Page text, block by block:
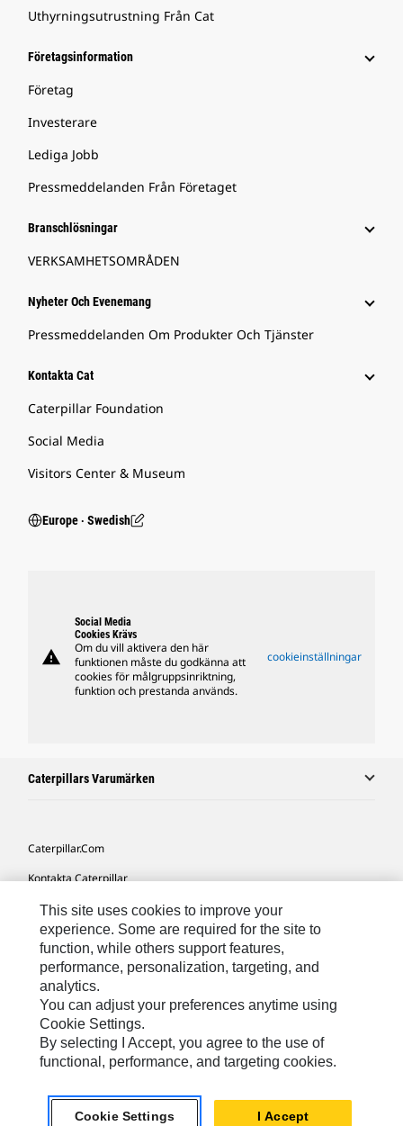
Uthyrningsutrustning Från Cat
Företagsinformation
Företag
Investerare
Lediga Jobb
Pressmeddelanden Från Företaget
Branschlösningar
VERKSAMHETSOMRÅDEN
Nyheter Och Evenemang
Pressmeddelanden Om Produkter Och Tjänster
Kontakta Cat
Caterpillar Foundation
Social Media
Visitors Center & Museum
Europe ‧ Swedish
warning
Social Media
Cookies Krävs
Om du vill aktivera den här
funktionen måste du godkänna att
cookies för målgruppsinriktning,
funktion och prestanda används.
cookieinställningar
Caterpillars Varumärken
Caterpillar.com
Kontakta Caterpillar
Mina Marknadsföringspreferenser
Platskarta
Cookie Settings
Juridiskt
Sekretess
Europe-Swedish© 2026 Caterpillar. Med ensamrätt.
This site uses cookies to improve your
experience. Some are required for the site to
function, while others support features,
performance, personalization, targeting, and
analytics.
You can adjust your preferences anytime using
Cookie Settings.
By selecting I Accept, you agree to the use of
functional, performance, and targeting cookies.
Cookie Settings I Accept